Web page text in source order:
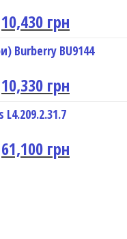
10,430 грн
Burberry BU9144
10,330 грн
61,100 грн